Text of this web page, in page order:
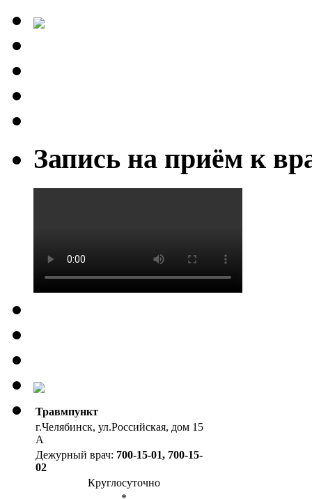
Запись на приём к
Травмпункт
г.Челябинск, ул.Российская, дом 15
А
Дежурный врач: 700-15-01, 700-15-
02
Круглосуточно